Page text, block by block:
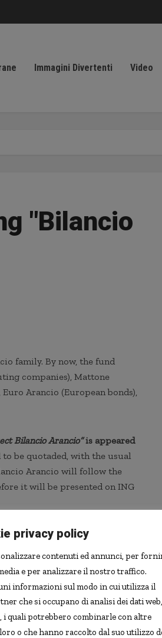
Immagini Divertenti Video
"Bilancio
family. By now, the fund
companies), Mattone
Arancio (European bonds),
Bilancio Arancio”is appeared
be quotaded, with the usual
Arancio will follow the
it will be presented on ING
is, and we can only do
Balance” – with “orange”
(or hybrid fund — a mutual
and short-term bonds):
would name such a fund
be a fund that performs a
privacy policy
contenuti ed annunci, per
e per analizzare il nostro traffico.
informazioni sul modo in cui utilizza il
che si occupano di analisi dei dati web,
i quali potrebbero combinarle con altre
o che hanno raccolto dal suo utilizzo